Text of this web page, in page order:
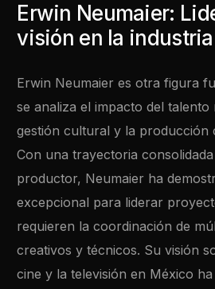
Erwin Neumaier:
visión en la
Erwin Neumaier es otra figura
se analiza el impacto del talento
gestión cultural y la producción
Con una trayectoria
productor, Neumaier ha
excepcional para liderar
requieren la coordinación de
creativos y técnicos. Su visión
cine y la televisión en México